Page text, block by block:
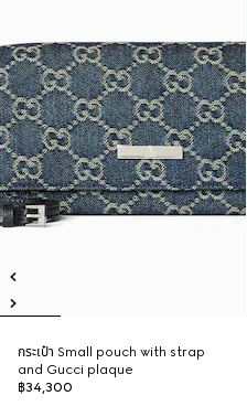
กระเป๋า Small pouch with strap
and Gucci plaque
฿34,300